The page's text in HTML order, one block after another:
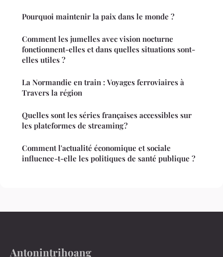
Pourquoi maintenir la paix dans le monde ?
Comment les jumelles avec vision nocturne
fonctionnent-elles et dans quelles situations sont-
elles utiles ?
La Normandie en train : Voyages ferroviaires à
Travers la région
Quelles sont les séries françaises accessibles sur
les plateformes de streaming ?
Comment l'actualité économique et sociale
influence-t-elle les politiques de santé publique ?
Antonintrihoang